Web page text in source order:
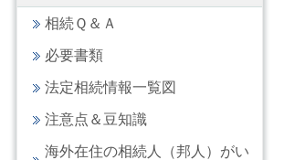
相続Ｑ＆Ａ
必要書類
法定相続情報一覧図
注意点＆豆知識
海外在住の相続人（邦人）がい